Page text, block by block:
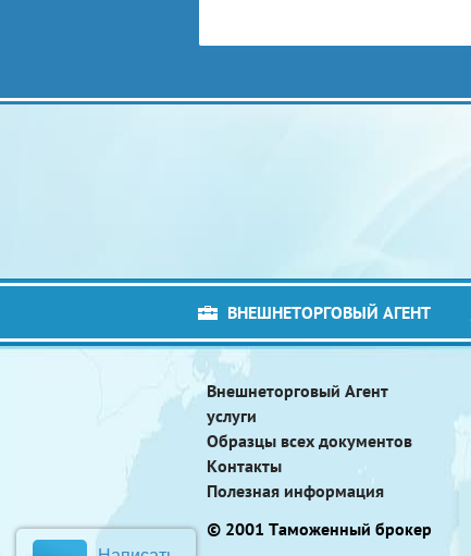
ВНЕШНЕТОРГОВЫЙ АГЕНТ
Внешнеторговый Агент
услуги
Образцы всех документов
Контакты
Полезная информация
© 2001 Таможенный брокер